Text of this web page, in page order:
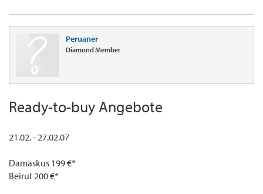
Peruaner
Diamond Member
Ready-to-buy Angebote
21.02. - 27.02.07
Damaskus 199 €*
Beirut 200 €*